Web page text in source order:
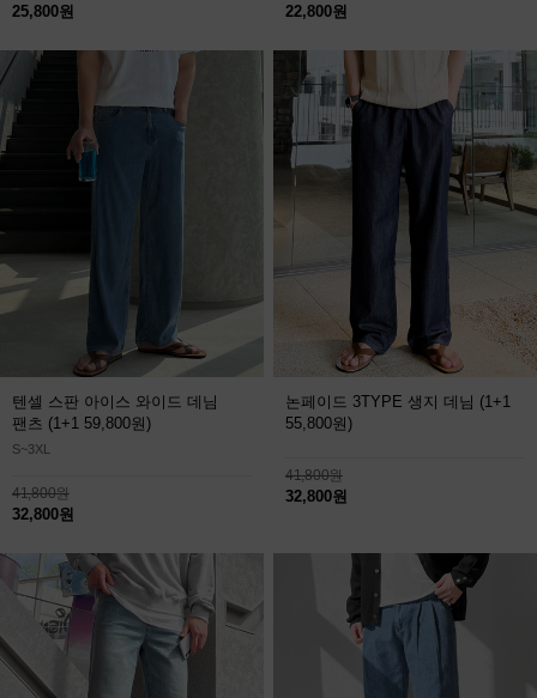
25,800원 22,800원
텐셀 스판 아이스 와이드 데님
팬츠 (1+1 59,800원)
S~3XL
41,800원
32,800원
논페이드 3TYPE 생지 데님 (1+1
55,800원)
41,800원
32,800원